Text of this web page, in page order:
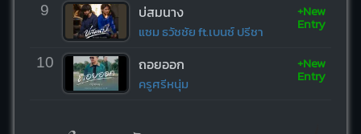
9 บ่สมนาง
แซม ธวัชชัย ft.เบนซ์ ปรีชา
+New
Entry
10 ถอยออก
ครูศรีหนุ่ม
+New
Entry